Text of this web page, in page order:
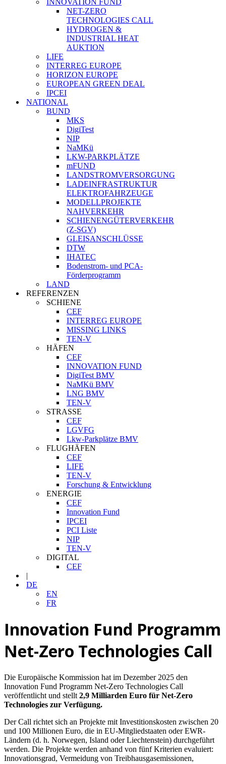
INNOVATION FUND
NET-ZERO
TECHNOLOGIES CALL
HYDROGEN &
INDUSTRIAL HEAT
AUKTION
LIFE
INTERREG EUROPE
HORIZON EUROPE
EUROPEAN GREEN DEAL
IPCEI
NATIONAL
BUND
MKS
DigiTest
NIP
NaMKü
LKW-PARKPLÄTZE
mFUND
LANDSTROMVERSORGUNG
LADEINFRASTRUKTUR
ELEKTROFAHRZEUGE
MODELLPROJEKTE
NAHVERKEHR
SCHIENENGÜTERVERKEHR
(Z-SGV)
GLEISANSCHLÜSSE
DTW
IHATEC
Bodenstrom- und PCA-
Förderprogramm
LAND
REFERENZEN
SCHIENE
CEF
INTERREG EUROPE
MISSING LINKS
TEN-V
HÄFEN
CEF
INNOVATION FUND
DigiTest BMV
NaMKü BMV
LNG BMV
TEN-V
STRASSE
CEF
LGVFG
Lkw-Parkplätze BMV
FLUGHÄFEN
CEF
LIFE
TEN-V
Forschung & Entwicklung
ENERGIE
CEF
Innovation Fund
IPCEI
PCI Liste
NIP
TEN-V
DIGITAL
CEF
|
DE
EN
FR
Innovation Fund Programm
Net-Zero Technologies Call
Die Europäische Kommission hat im Dezember 2025 den
Innovation Fund Programm Net-Zero Technologies Call
veröffentlicht und stellt 2,9 Milliarden Euro für Net-Zero
Technologies zur Verfügung.
Der Call richtet sich an Projekte mit Investitionskosten zwischen 20
und 100 Millionen Euro, die in EU-Mitgliedstaaten oder EWR-
Ländern (d. h. Norwegen, Island oder Liechtenstein) durchgeführt
werden. Die Projekte werden anhand von fünf Kriterien evaluiert:
Innovationsgrad, Vermeidung von Treibhausgasemissionen,